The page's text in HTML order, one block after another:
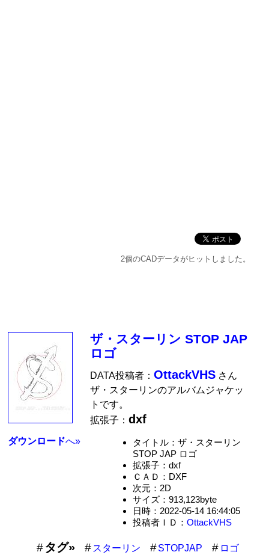
2個のCADデータがヒットしました。
ダウンロードへ»
ザ・スターリン STOP JAP
ロゴ
DATA投稿者：OttackVHS さん
ザ・スターリンのアルバムジャケッ
トです。
拡張子：dxf
タイトル：ザ・スターリン
STOP JAP ロゴ
拡張子：dxf
ＣＡＤ：DXF
次元：2D
サイズ：913,123byte
日時：2022-05-14 16:44:05
投稿者ＩＤ： OttackVHS
タグ» スターリン STOPJAP
ロゴ